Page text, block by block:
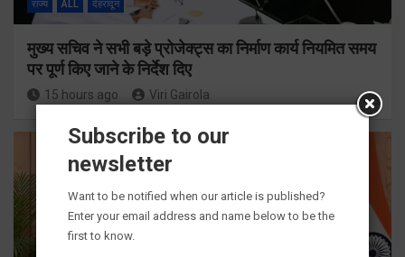
राज्य ALL देहरादून
मुख्य सचिव ने सभी बड़े प्रोजेक्ट्स का निर्माण कार्य नियमित समय
पर पूर्ण किए जाने के निर्देश दिए
15 hours ago Viri Gairola
Subscribe to our
newsletter
Want to be notified when our article is published?
Enter your email address and name below to be the
first to know.